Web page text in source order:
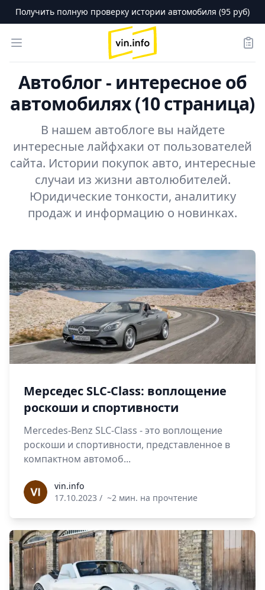
Получить полную проверку истории автомобиля (95 руб)
Open menu
logo
Автоблог - интересное об
автомобилях (10 страница)
В нашем автоблоге вы найдете
интересные лайфхаки от пользователей
сайта. Истории покупок авто, интересные
случаи из жизни автолюбителей.
Юридические тонкости, аналитику
продаж и информацию о новинках.
Мерседес SLC-Class: воплощение
роскоши и спортивности
Mercedes-Benz SLC-Class - это воплощение
роскоши и спортивности, представленное в
компактном автомоб...
vin.infovin.info
17.10.2023 / ~2 мин. на прочтение